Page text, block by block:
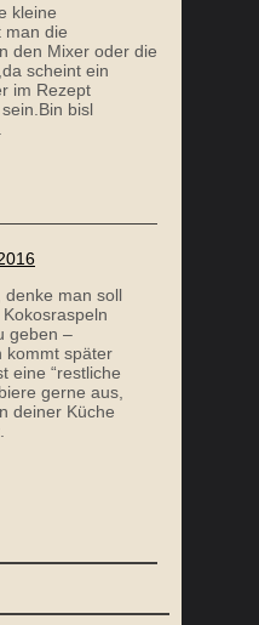
kleine
man die
den Mixer oder die
scheint ein
im Rezept
bisl
denke man soll
geben –
kommt später
eine “restliche
gerne aus,
deiner Küche